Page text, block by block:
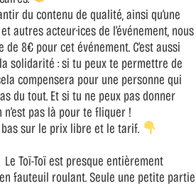
du contenu de qualité, ainsi qu’une
autres acteur·ices de l’événement, nous
8€ pour cet événement. C’est aussi
solidarité : si tu peux te permettre de
compensera pour une personne qui
du tout. Et si tu ne peux pas donner
pas là pour te fliquer !
sur le prix libre et le tarif.
Le Toï-Toï est presque entièrement
fauteuil roulant. Seule une petite partie